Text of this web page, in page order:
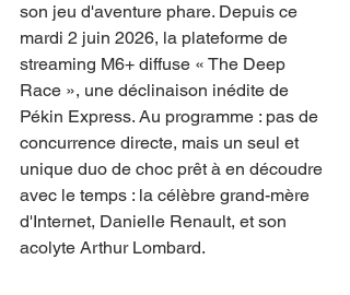
son jeu d'aventure phare. Depuis ce
mardi 2 juin 2026, la plateforme de
streaming M6+ diffuse « The Deep
Race », une déclinaison inédite de
Pékin Express. Au programme : pas de
concurrence directe, mais un seul et
unique duo de choc prêt à en découdre
avec le temps : la célèbre grand-mère
d'Internet, Danielle Renault, et son
acolyte Arthur Lombard.